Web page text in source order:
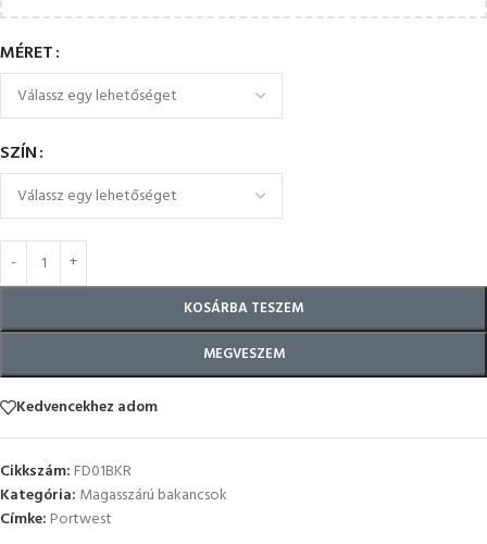
MÉRET
SZÍN
KOSÁRBA TESZEM
MEGVESZEM
Kedvencekhez adom
Cikkszám: FD01BKR
Kategória: Magasszárú bakancsok
Címke: Portwest